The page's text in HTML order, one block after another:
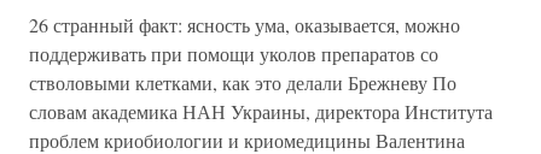
26 странный факт: ясность ума, оказывается, можно
поддерживать при помощи уколов препаратов со
стволовыми клетками, как это делали Брежневу По
словам академика НАН Украины, директора Института
проблем криобиологии и криомедицины Валентина